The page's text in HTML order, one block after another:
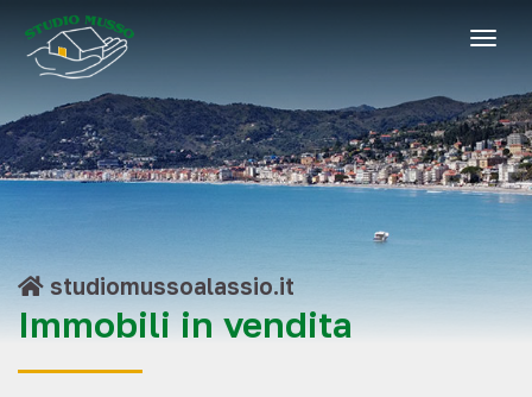
studiomussoalassio.it
Immobili in vendita